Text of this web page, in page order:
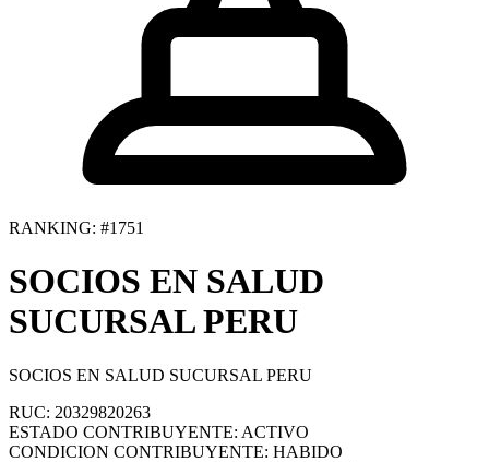
RANKING: #1751
SOCIOS EN SALUD
SUCURSAL PERU
SOCIOS EN SALUD SUCURSAL PERU
RUC: 20329820263
ESTADO CONTRIBUYENTE: ACTIVO
CONDICION CONTRIBUYENTE: HABIDO